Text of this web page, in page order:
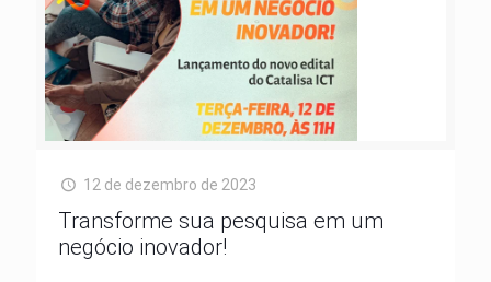
12 de dezembro de 2023
Transforme sua pesquisa em um
negócio inovador!